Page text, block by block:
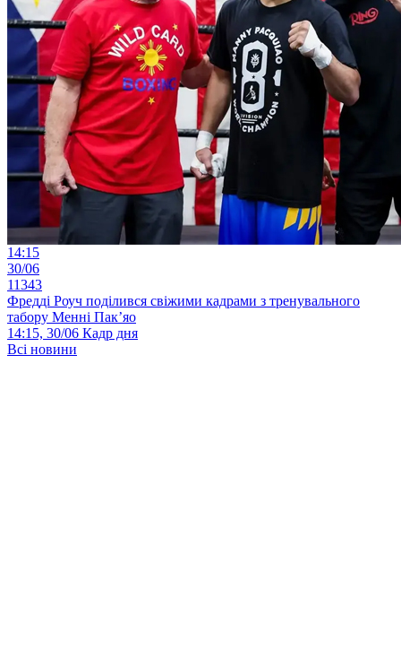
14:15
30/06
11343
Фредді Роуч поділився свіжими кадрами з тренувального
табору Менні Пак’яо
14:15, 30/06 Кадр дня
Всі новини